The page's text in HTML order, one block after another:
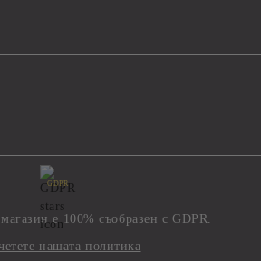
GDPR
е 100% съобразен с GDPR.
нашата политика